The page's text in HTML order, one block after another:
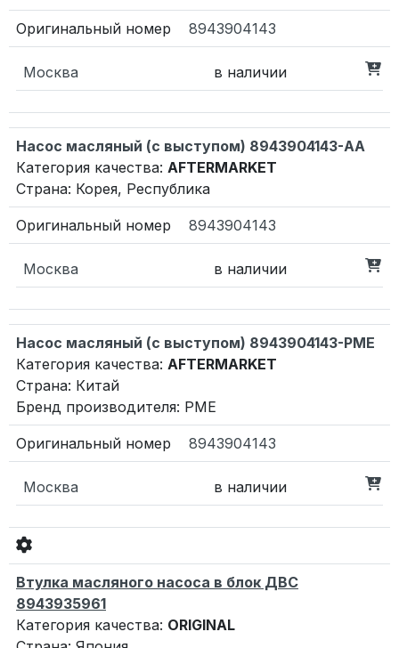
8943904143
Москва в наличии
Насос масляный (с выступом) 8943904143-AA
Категория качества: AFTERMARKET
Страна: Корея, Республика
8943904143
Москва в наличии
Насос масляный (с выступом) 8943904143-PME
Категория качества: AFTERMARKET
Страна: Китай
Бренд производителя: PME
8943904143
Москва в наличии
Втулка масляного насоса в блок ДВС
8943935961
Категория качества: ORIGINAL